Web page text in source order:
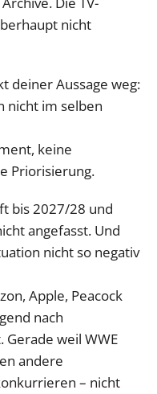
nicht
deiner Aussage weg:
nicht im selben
keine
Priorisierung.
bis 2027/28 und
angefasst. Und
nicht so negativ
Apple, Peacock
nach
weil WWE
andere
– nicht